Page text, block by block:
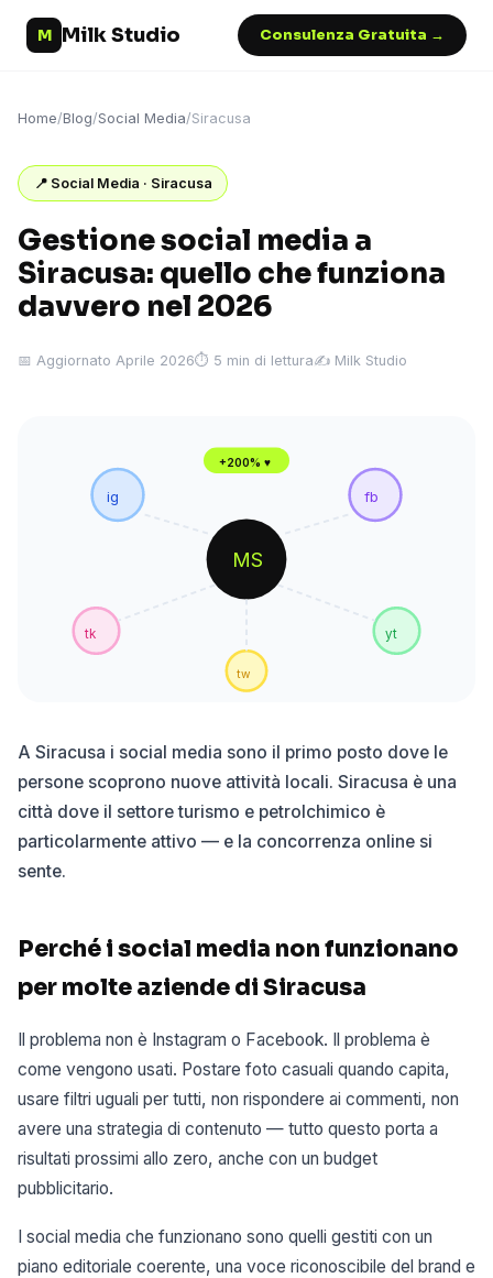
M Milk Studio Consulenza Gratuita →
Home/Blog/Social Media/Siracusa
📍 Social Media · Siracusa
Gestione social media a
Siracusa: quello che funziona
davvero nel 2026
📅 Aggiornato Aprile 2026⏱ 5 min di lettura✍️ Milk Studio
MS
ig fb
tk yt
tw
+200% ♥
A Siracusa i social media sono il primo posto dove le
persone scoprono nuove attività locali. Siracusa è una
città dove il settore turismo e petrolchimico è
particolarmente attivo — e la concorrenza online si
sente.
Perché i social media non funzionano
per molte aziende di Siracusa
Il problema non è Instagram o Facebook. Il problema è
come vengono usati. Postare foto casuali quando capita,
usare filtri uguali per tutti, non rispondere ai commenti, non
avere una strategia di contenuto — tutto questo porta a
risultati prossimi allo zero, anche con un budget
pubblicitario.
I social media che funzionano sono quelli gestiti con un
piano editoriale coerente, una voce riconoscibile del brand e